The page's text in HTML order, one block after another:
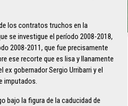
los contratos truchos en la
se investigue el período 2008-2018,
2008-2011, que fue precisamente
ese recorte que es lisa y llanamente
gobernador Sergio Urribarri y el
imputados.
bajo la figura de la caducidad de